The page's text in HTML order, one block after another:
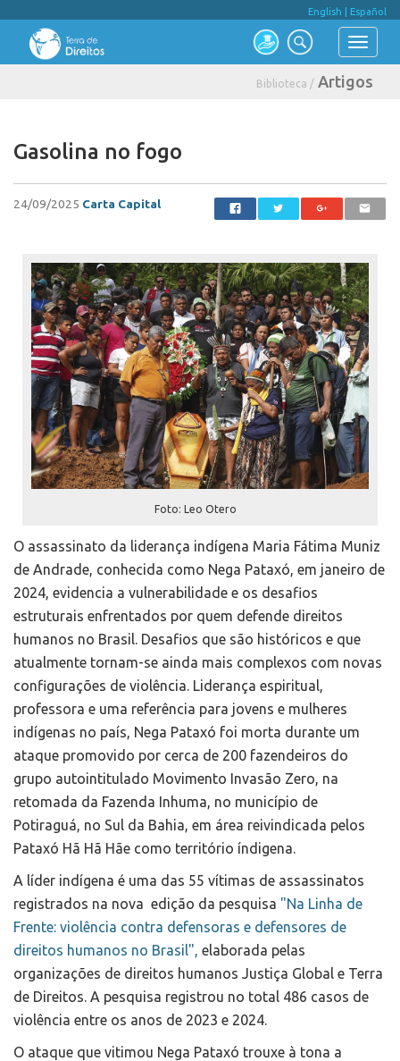
English Español
Biblioteca / Artigos
Gasolina no fogo
24/09/2025 Carta Capital
Foto: Leo Otero
O assassinato da liderança indígena Maria Fátima Muniz
de Andrade, conhecida como Nega Pataxó, em janeiro de
2024, evidencia a vulnerabilidade e os desafios
estruturais enfrentados por quem defende direitos
humanos no Brasil. Desafios que são históricos e que
atualmente tornam-se ainda mais complexos com novas
configurações de violência. Liderança espiritual,
professora e uma referência para jovens e mulheres
indígenas no país, Nega Pataxó foi morta durante um
ataque promovido por cerca de 200 fazendeiros do
grupo autointitulado Movimento Invasão Zero, na
retomada da Fazenda Inhuma, no município de
Potiraguá, no Sul da Bahia, em área reivindicada pelos
Pataxó Hã Hã Hãe como território índigena.
A líder indígena é uma das 55 vítimas de assassinatos
registrados na nova edição da pesquisa "Na Linha de
Frente: violência contra defensoras e defensores de
direitos humanos no Brasil", elaborada pelas
organizações de direitos humanos Justiça Global e Terra
de Direitos. A pesquisa registrou no total 486 casos de
violência entre os anos de 2023 e 2024.
O ataque que vitimou Nega Pataxó trouxe à tona a